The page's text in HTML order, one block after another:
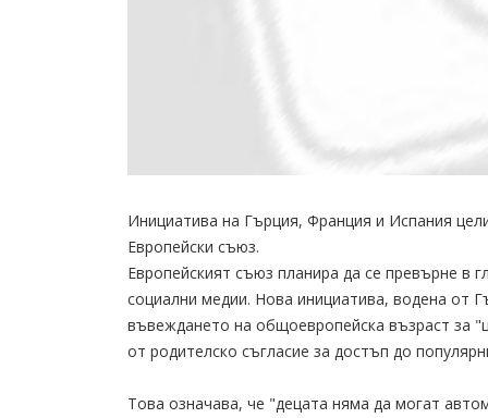
Инициатива на Гърция, Франция и Испания
Европейски съюз.
Европейският съюз планира да се превърне в
социални медии. Нова инициатива, водена от
въвеждането на общоевропейска възраст за
от родителско съгласие за достъп до
Това означава, че "децата няма да могат